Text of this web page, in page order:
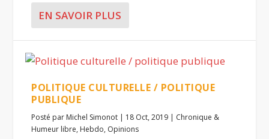
EN SAVOIR PLUS
POLITIQUE CULTURELLE / POLITIQUE
PUBLIQUE
Posté par Michel Simonot | 18 Oct, 2019 | Chronique &
Humeur libre, Hebdo, Opinions